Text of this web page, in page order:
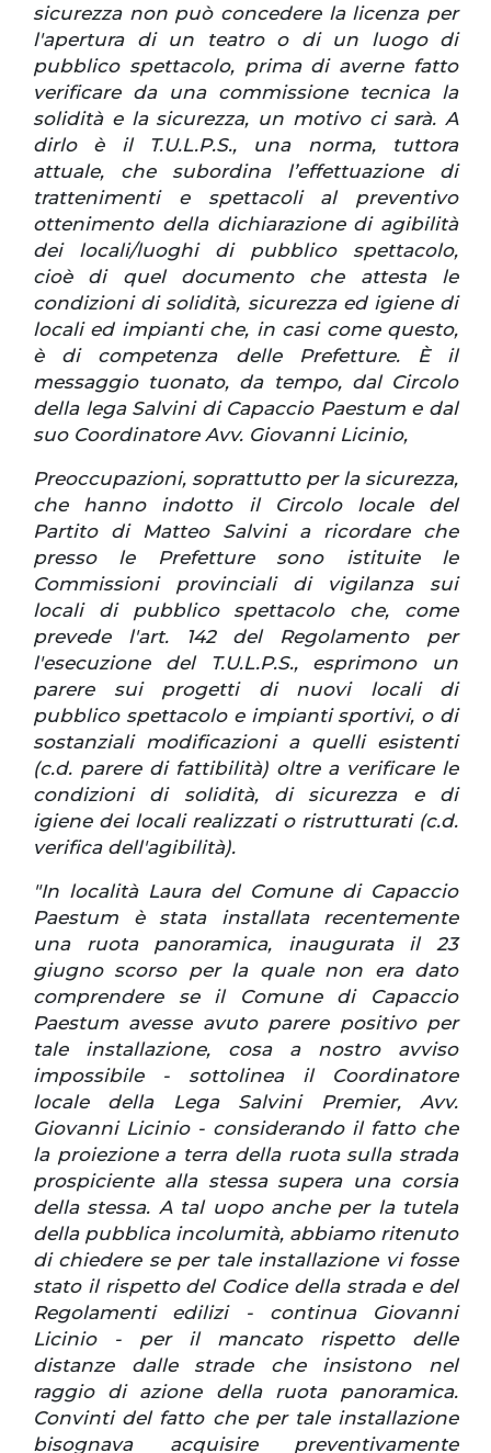
sicurezza non può concedere la licenza per
l'apertura di un teatro o di un luogo di
pubblico spettacolo, prima di averne fatto
verificare da una commissione tecnica la
solidità e la sicurezza, un motivo ci sarà. A
dirlo è il T.U.L.P.S., una norma, tuttora
attuale, che subordina l’effettuazione di
trattenimenti e spettacoli al preventivo
ottenimento della dichiarazione di agibilità
dei locali/luoghi di pubblico spettacolo,
cioè di quel documento che attesta le
condizioni di solidità, sicurezza ed igiene di
locali ed impianti che, in casi come questo,
è di competenza delle Prefetture.
È il
messaggio tuonato, da tempo, dal Circolo
della lega Salvini di Capaccio Paestum e dal
suo Coordinatore Avv. Giovanni Licinio,
Preoccupazioni, soprattutto per la sicurezza,
che hanno indotto il Circolo locale del
Partito di Matteo Salvini a ricordare che
presso le Prefetture sono istituite le
Commissioni provinciali di vigilanza sui
locali di pubblico spettacolo che, come
prevede l'art. 142 del Regolamento per
l'esecuzione del T.U.L.P.S., esprimono un
parere sui progetti di nuovi locali di
pubblico spettacolo e impianti sportivi, o di
sostanziali modificazioni a quelli esistenti
(c.d. parere di fattibilità) oltre a verificare le
condizioni di solidità, di sicurezza e di
igiene dei locali realizzati o ristrutturati (c.d.
verifica dell'agibilità).
"In località Laura del Comune di Capaccio
Paestum è stata installata recentemente
una ruota panoramica, inaugurata il 23
giugno scorso per la quale non era dato
comprendere se il Comune di Capaccio
Paestum avesse avuto parere positivo per
tale installazione, cosa a nostro avviso
impossibile - sottolinea il Coordinatore
locale della Lega Salvini Premier, Avv.
Giovanni Licinio - considerando il fatto che
la proiezione a terra della ruota sulla strada
prospiciente alla stessa supera una corsia
della stessa. A tal uopo anche per la tutela
della pubblica incolumità, abbiamo ritenuto
di chiedere se per tale installazione vi fosse
stato il rispetto del Codice della strada e del
Regolamenti edilizi - continua Giovanni
Licinio - per il mancato rispetto delle
distanze dalle strade che insistono nel
raggio di azione della ruota panoramica.
Convinti del fatto che per tale installazione
bisognava acquisire preventivamente